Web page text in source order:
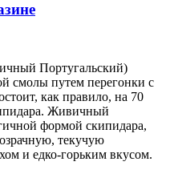
Португальский)
смолы путем перегонки с
как правило, на 70
Живичный
формой скипидара,
текучую
и едко-горьким вкусом.